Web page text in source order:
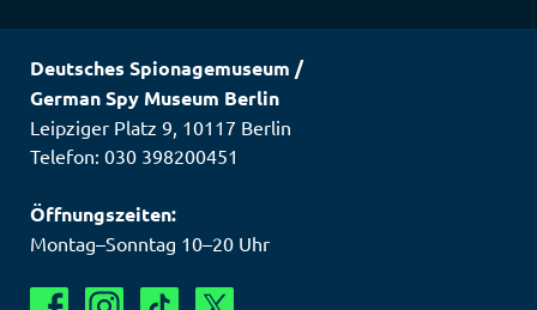
Deutsches Spionagemuseum /
German Spy Museum Berlin
Leipziger Platz 9, 10117 Berlin
Telefon: 030 398200451
Öffnungszeiten:
Montag–Sonntag 10–20 Uhr